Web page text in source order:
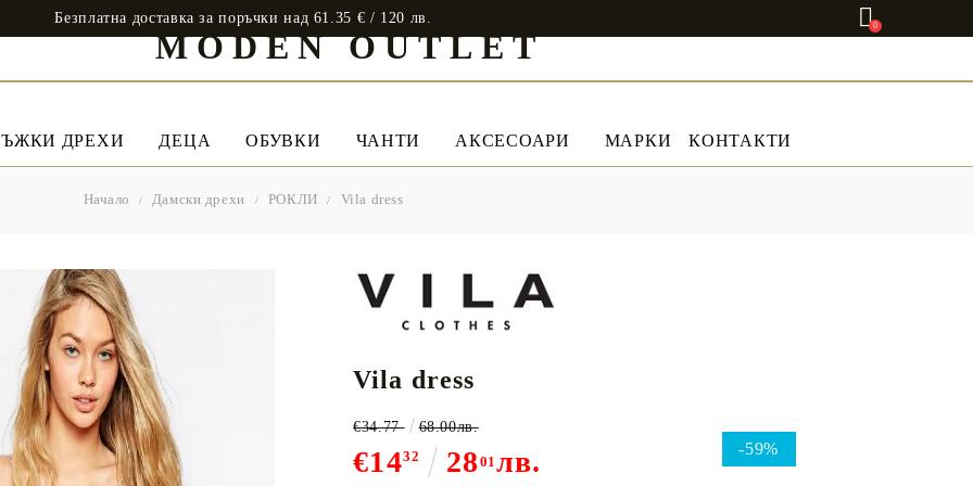
Безплатна доставка за поръчки над 61.35 € / 120 лв.
MODEN OUTLET
0
ДРЕХИ ДЕЦА ОБУВКИ ЧАНТИ АКСЕСОАРИ МАРКИ КОНТАКТИ
Начало Дамски дрехи РОКЛИ Vila dress
Vila dress
-59%
€1432 28 01лв.
€34.77 68.00лв.